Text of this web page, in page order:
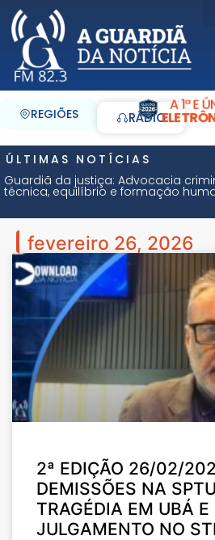
REGIÕES RÁDIO
A 1ª E
ÚLTIMAS NOTÍCIAS
Guardiã da justiça: Advocacia
técnica, equilíbrio e formação
fevereiro 26, 2026
2ª EDIÇÃO 26/02/
DEMISSÕES NA
TRAGÉDIA EM UBÁ E
JULGAMENTO NO